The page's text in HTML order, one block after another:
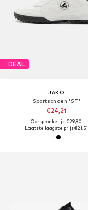
DEAL
JAKO
Sportschoen 'ST'
€24,21
Oorspronkelijk: €29,90
Laatste laagste prijs:€21,51